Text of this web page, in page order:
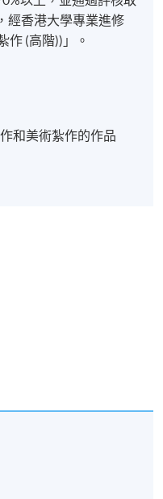
界重視，自 2012起，
作，利用傳統手藝製
花燈、花炮等大型装
廣場、上海市群眾藝
年起，許師傅應邀
紮作課程導師。
經香港大學專業進修
作 (高階))」。
和美術紮作的作品